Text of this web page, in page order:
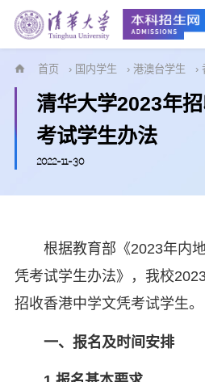
首页 › 国内学生 › 港澳台学生 ›
清华大学2023年
考试学生办法
2022-11-30
根据教育部《2023年内
凭考试学生办法》，我校
招收香港中学文凭考试学生。
一、报名及时间安排